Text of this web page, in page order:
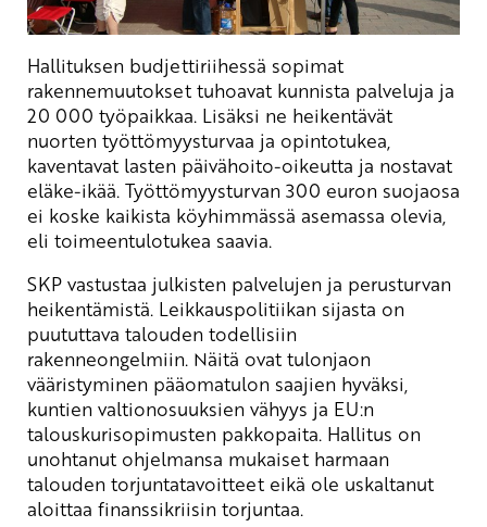
Hallituksen budjettiriihessä sopimat
rakennemuutokset tuhoavat kunnista palveluja ja
20 000 työpaikkaa. Lisäksi ne heikentävät
nuorten työttömyysturvaa ja opintotukea,
kaventavat lasten päivähoito-oikeutta ja nostavat
eläke-ikää. Työttömyysturvan 300 euron suojaosa
ei koske kaikista köyhimmässä asemassa olevia,
eli toimeentulotukea saavia.
SKP vastustaa julkisten palvelujen ja perusturvan
heikentämistä. Leikkauspolitiikan sijasta on
puututtava talouden todellisiin
rakenneongelmiin. Näitä ovat tulonjaon
vääristyminen pääomatulon saajien hyväksi,
kuntien valtionosuuksien vähyys ja EU:n
talouskurisopimusten pakkopaita. Hallitus on
unohtanut ohjelmansa mukaiset harmaan
talouden torjuntatavoitteet eikä ole uskaltanut
aloittaa finanssikriisin torjuntaa.